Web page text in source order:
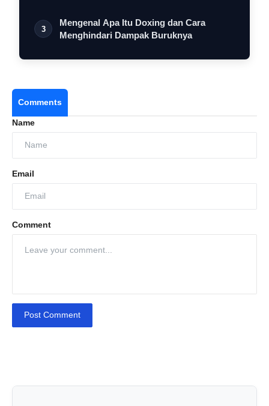
3
Mengenal Apa Itu Doxing dan Cara
Menghindari Dampak Buruknya
Comments
Name
Email
Comment
Post Comment